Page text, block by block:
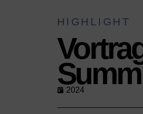
HIGHLIGHT
2024